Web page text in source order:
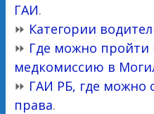
ГАИ.
⏩ Категории
⏩ Где можно пройти
медкомиссию в
⏩ ГАИ РБ, где можно
права.